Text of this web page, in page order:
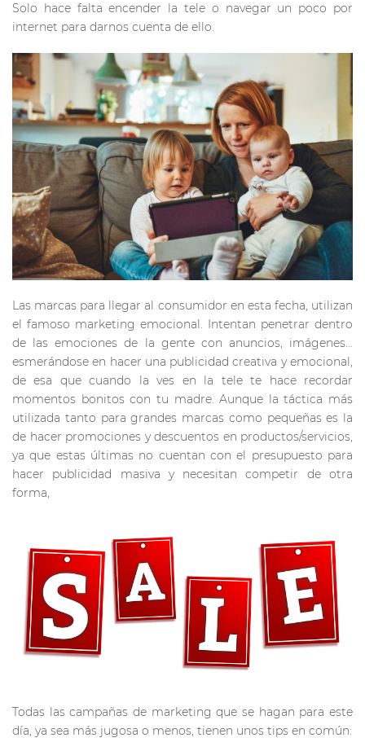
Solo hace falta encender la tele o navegar un poco por
internet para darnos cuenta de ello.
Las marcas para llegar al consumidor en esta fecha, utilizan
el famoso marketing emocional. Intentan penetrar dentro
de las emociones de la gente con anuncios, imágenes…
esmerándose en hacer una publicidad creativa y emocional,
de esa que cuando la ves en la tele te hace recordar
momentos bonitos con tu madre. Aunque la táctica más
utilizada tanto para grandes marcas como pequeñas es la
de hacer promociones y descuentos en productos/servicios,
ya que estas últimas no cuentan con el presupuesto para
hacer publicidad masiva y necesitan competir de otra
forma,
Todas las campañas de marketing que se hagan para este
día, ya sea más jugosa o menos, tienen unos tips en común: